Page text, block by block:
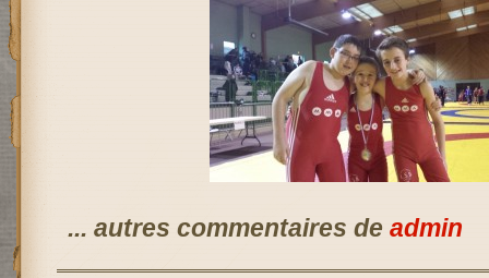
... autres commentaires de admin